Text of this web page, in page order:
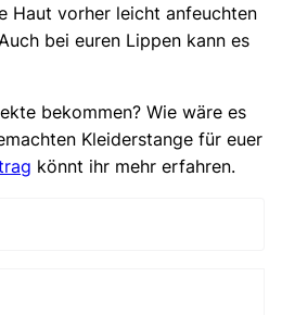
Haut vorher leicht anfeuchten
bei euren Lippen kann es
bekommen? Wie wäre es
Kleiderstange für euer
könnt ihr mehr erfahren.